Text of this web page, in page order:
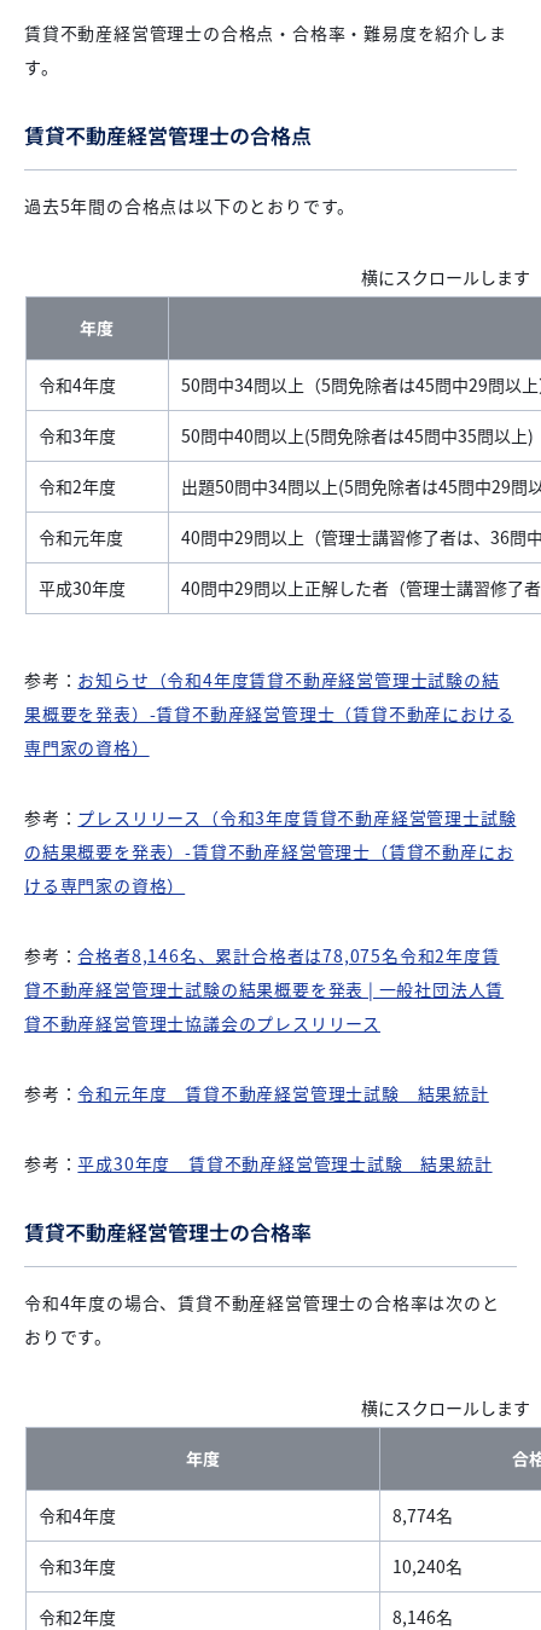
賃貸不動産経営管理士の合格点・合格率・難易度を紹介しま
す。
賃貸不動産経営管理士の合格点
過去5年間の合格点は以下のとおりです。
年度
令和4年度 50問中34問以上（5問免除者は45問中29問以
令和3年度 50問中40問以上(5問免除者は45問中35問以上)
令和2年度 出題50問中34問以上(5問免除者は45問中29問
令和元年度 40問中29問以上（管理士講習修了者は、36問
平成30年度 40問中29問以上正解した者（管理士講習修了
参考： お知らせ（令和4年度賃貸不動産経営管理士試験の結
果概要を発表）-賃貸不動産経営管理士（賃貸不動産における
専門家の資格）
参考： プレスリリース（令和3年度賃貸不動産経営管理士試験
の結果概要を発表）-賃貸不動産経営管理士（賃貸不動産にお
ける専門家の資格）
参考：合格者8,146名、累計合格者は78,075名令和2年度賃
貸不動産経営管理士試験の結果概要を発表 | 一般社団法人賃
貸不動産経営管理士協議会のプレスリリース
参考：令和元年度 賃貸不動産経営管理士試験 結果統計
参考：平成30年度 賃貸不動産経営管理士試験 結果統計
賃貸不動産経営管理士の合格率
令和4年度の場合、賃貸不動産経営管理士の合格率は次のと
おりです。
年度 合
令和4年度 8,774名
令和3年度 10,240名
令和2年度 8,146名